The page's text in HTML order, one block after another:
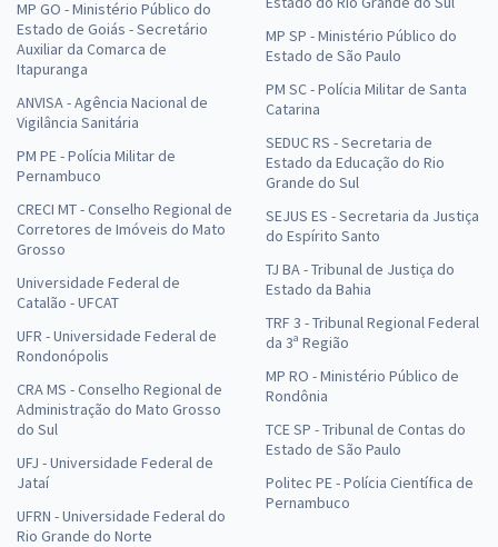
MP GO - Ministério Público do
Estado de Goiás - Secretário
Auxiliar da Comarca de
Itapuranga
ANVISA - Agência Nacional de
Vigilância Sanitária
PM PE - Polícia Militar de
Pernambuco
CRECI MT - Conselho Regional de
Corretores de Imóveis do Mato
Grosso
Universidade Federal de
Catalão - UFCAT
UFR - Universidade Federal de
Rondonópolis
CRA MS - Conselho Regional de
Administração do Mato Grosso
do Sul
UFJ - Universidade Federal de
Jataí
UFRN - Universidade Federal do
Rio Grande do Norte
MP SP - Ministério Público do
Estado de São Paulo
PM SC - Polícia Militar de Santa
Catarina
SEDUC RS - Secretaria de
Estado da Educação do Rio
Grande do Sul
SEJUS ES - Secretaria da Justiça
do Espírito Santo
TJ BA - Tribunal de Justiça do
Estado da Bahia
TRF 3 - Tribunal Regional Federal
da 3ª Região
MP RO - Ministério Público de
Rondônia
TCE SP - Tribunal de Contas do
Estado de São Paulo
Politec PE - Polícia Científica de
Pernambuco